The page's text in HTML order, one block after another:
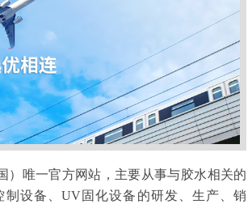
）唯一官方网站，主要从事与胶水相关的
制设备、UV固化设备的研发、生产、销